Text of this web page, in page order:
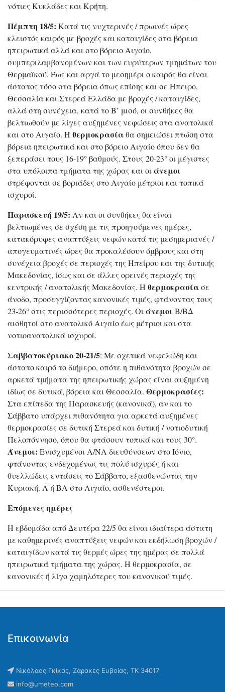
νότιες Κυκλάδες και Κρήτη.
Πέμπτη 18/5: Κατά τις νυχτερινές / πρωινές ώρες
κλειστός καιρός με βροχές και καταιγίδες στα βόρεια
ηπειρωτικά αλλά και στο βόρειο Αιγαίο,
συμπεριλαμβανομένων και των ευρύτερων τμημάτων του
Θερμαϊκού. Έως και αργά το μεσημέρι ο καιρός θα είναι
άστατος τόσο στα βόρεια όπως επίσης και σε Ήπειρο,
Θεσσαλία και Στερεά Ελλάδα με βροχές / καταιγίδες,
αλλά στη συνέχεια, κατά το Β’ μισό, οι συνθήκες θα
βελτιωθούν με λίγες αυξημένες νεφώσεις στα ανατολικά
και στο Αιγαίο. Η θερμοκρασίαθα σημειώσει πτώση στα
βόρεια ηπειρωτικά και στο βόρειο Αιγαίο όπου δεν θα
ξεπεράσει τους 16-19° βαθμούς. Στους 20-23° οι μέγιστες
στα υπόλοιπα τμήματα της χώρας και οιάνεμοι
στρέφονται σε βοριάδες στο Αιγαίο μέτριοι και τοπικά
ισχυροί.
Παρασκευή 19/5: Αν και οι συνθήκες θα είναι
βελτιωμένες σε σχέση με τις προηγούμενες ημέρες,
κατακόρυφες αναπτύξεις νεφών κατά τις μεσημεριανές /
απογευματινές ώρες θα προκαλέσουν όμβρους και στη
συνέχεια βροχές σε περιοχές της Ηπείρου και της δυτικής
Μακεδονίας, ίσως και σε άλλες ορεινές περιοχές της
κεντρικής / ανατολικής Μακεδονίας. Η θερμοκρασίασε
άνοδο, προσεγγίζοντας κανονικές τιμές, φτάνοντας τους
23-26° στις περισσότερες περιοχές. Οιάνεμοι Β/ΒΔ
αισθητοί στο ανατολικό Αιγαίο έως μέτριοι και στα
νοτιοανατολικά ισχυροί.
Σαββατοκύριακο 20-21/5: Με σχετικά νεφελώδη και
άστατο καιρό το διήμερο, οπότε η πιθανότητα βροχών σε
αρκετά τμήματα της ηπειρωτικής χώρας είναι αυξημένη
ιδίως σε δυτικά, βόρεια και Θεσσαλία. Θερμοκρασίες:
Στα επίπεδα της Παρασκευής (κανονικά), αν και το
Σάββατο υπάρχει πιθανότητα για αρκετά αυξημένες
θερμοκρασίες σε δυτική Στερεά και δυτική / νοτιοδυτική
Πελοπόννησο, όπου θα φτάσουν τοπικά και τους 30°.
Άνεμοι: Ενισχυμένοι Α/ΝΑ διευθύνσεων στο Ιόνιο,
φτάνοντας ενδεχομένως τις πολύ ισχυρές ή και
θυελλώδεις εντάσεις το Σάββατο, εξασθενώντας την
Κυριακή. Α ή ΒΑ στο Αιγαίο, ασθενέστεροι.
Επόμενες ημέρες
Η εβδομάδα από Δευτέρα 22/5 θα είναι ιδιαίτερα άστατη
με καθημερινές αναπτύξεις νεφών και εκδήλωση βροχών /
καταιγίδων κατά τις θερμές ώρες της ημέρας σε πολλά
ηπειρωτικά τμήματα της χώρας. Η θερμοκρασία, σε
κανονικές ή λίγο χαμηλότερες του κανονικού τιμές.
Επικοινωνία
Νικόλαος Γκίκας, Ζάρακες Ευβοίας, ΤΚ 34017
info@umeteo.com